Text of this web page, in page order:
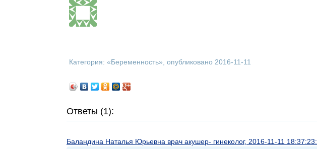
Категория: «Беременность», опубликовано 2016-11-11
Ответы (1):
Баландина Наталья Юрьевна врач акушер- гинеколог, 2016-11-11 18:37:23: